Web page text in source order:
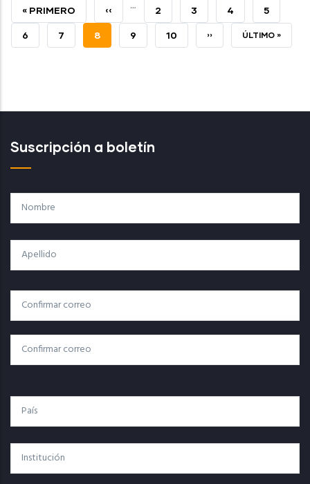
PRIMERA
PÁGINA
« PRIMERO
PÁGINA
ANTERIOR
‹‹ … PAGE
2 PAGE
3 PAGE
4 PAGE
5
PAGE
6 PAGE
7
PÁGINA
8 PAGE
9 PAGE
10 SIGUIENTE
›› ÚLTIMA
ÚLTIMO »
Suscripción a boletín
Nombre
Apellido
Correo
Electrónico
Correo Electrónico
Confirmar Correo
País
Institución